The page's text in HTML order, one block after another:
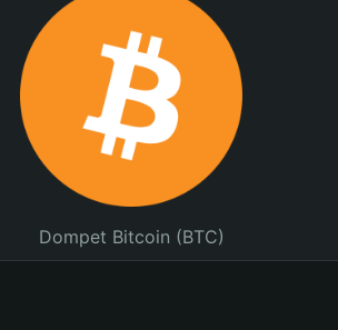
Dompet Bitcoin (BTC)